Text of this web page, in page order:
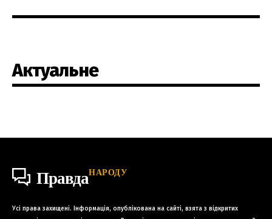
Актуальне
ПравдаНАРОДУ
Усі права захищені. Інформація, опублікована на сайті, взята з відкритих